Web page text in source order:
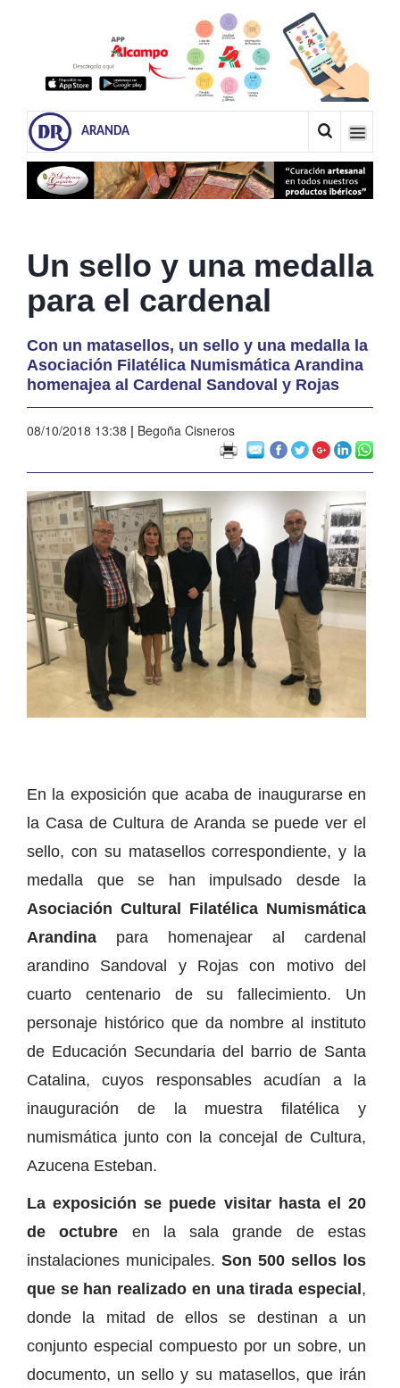
ARANDA
Un sello y una medalla
para el cardenal
Con un matasellos, un sello y una medalla la
Asociación Filatélica Numismática Arandina
homenajea al Cardenal Sandoval y Rojas
08/10/2018 13:38 | Begoña Cisneros
En la exposición que acaba de inaugurarse en
la Casa de Cultura de Aranda se puede ver el
sello, con su matasellos correspondiente, y la
medalla que se han impulsado desde la
Asociación Cultural Filatélica Numismática
Arandina para homenajear al cardenal
arandino Sandoval y Rojas con motivo del
cuarto centenario de su fallecimiento. Un
personaje histórico que da nombre al instituto
de Educación Secundaria del barrio de Santa
Catalina, cuyos responsables acudían a la
inauguración de la muestra filatélica y
numismática junto con la concejal de Cultura,
Azucena Esteban.
La exposición se puede visitar hasta el 20
de octubre en la sala grande de estas
instalaciones municipales. Son 500 sellos los
que se han realizado en una tirada especial,
donde la mitad de ellos se destinan a un
conjunto especial compuesto por un sobre, un
documento, un sello y su matasellos, que irán